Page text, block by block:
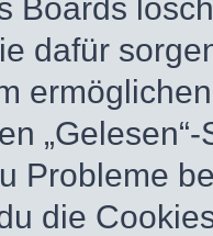
Boards
dafür
Probleme
die